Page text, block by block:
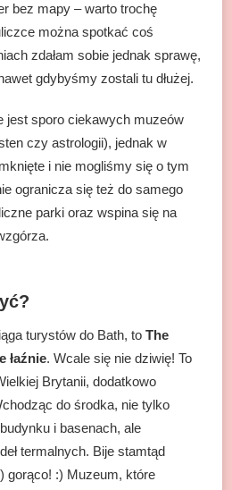
bez mapy – warto trochę
można spotkać coś
zdałam sobie jednak sprawę,
gdybyśmy zostali tu dłużej.
jest sporo ciekawych muzeów
czy astrologii), jednak w
i nie mogliśmy się o tym
ogranicza się też do samego
parki oraz wspina się na
turystów do Bath, to The
łaźnie. Wcale się nie dziwię! To
Brytanii, dodatkowo
do środka, nie tylko
i basenach, ale
termalnych. Bije stamtąd
gorąco! :) Muzeum, które